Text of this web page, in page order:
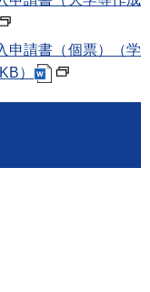
申請書（個票）（学
）